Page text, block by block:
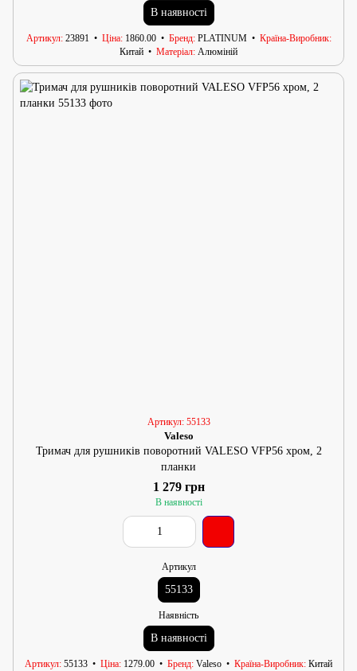
В наявності
Артикул 23891 Ціна 1860.00 Бренд PLATINUM
Країна-Виробник
Китай
Матеріал Алюміній
Артикул: 55133
Valeso
Тримач для рушників поворотний VALESO VFP56 хром, 2
планки
1 279 грн
В наявності
Артикул
55133
Наявність
В наявності
Артикул 55133 Ціна 1279.00 Бренд Valeso Країна-Виробник Китай